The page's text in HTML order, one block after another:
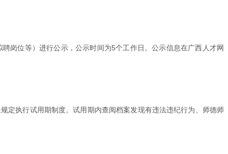
岗位等）进行公示，公示时间为5个工作日。公示信息在广西人才网
定执行试用期制度。试用期内查阅档案发现有违法违纪行为、师德师